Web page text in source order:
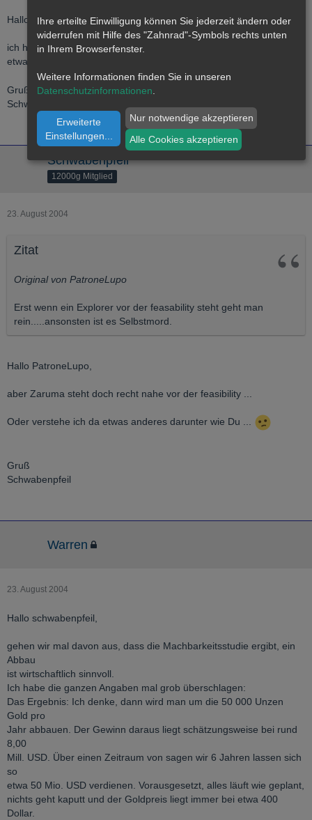
Hallo extrel,
ich hatte und habe bei Zaruma auch ein gutes Gefühl, aber so
etwas kann natürlich auch mal täuschen ...
Gruß
Schwabenpfeil
Schwabenpfeil
12000g Mitglied
23. August 2004
Zitat
Original von PatroneLupo
Erst wenn ein Explorer vor der feasability steht geht man
rein.....ansonsten ist es Selbstmord.
Hallo PatroneLupo,
aber Zaruma steht doch recht nahe vor der feasibility ...
Oder verstehe ich da etwas anderes darunter wie Du ...
Gruß
Schwabenpfeil
Warren
23. August 2004
Hallo schwabenpfeil,
gehen wir mal davon aus, dass die Machbarkeitsstudie ergibt, ein
Abbau
ist wirtschaftlich sinnvoll.
Ich habe die ganzen Angaben mal grob überschlagen:
Das Ergebnis: Ich denke, dann wird man um die 50 000 Unzen
Gold pro
Jahr abbauen. Der Gewinn daraus liegt schätzungsweise bei rund
8,00
Mill. USD. Über einen Zeitraum von sagen wir 6 Jahren lassen sich
so
etwa 50 Mio. USD verdienen. Vorausgesetzt, alles läuft wie geplant,
nichts geht kaputt und der Goldpreis liegt immer bei etwa 400
Dollar.
Ihre erteilte Einwilligung können Sie jederzeit ändern oder
widerrufen mit Hilfe des "Zahnrad"-Symbols rechts unten
in Ihrem Browserfenster.
Weitere Informationen finden Sie in unseren
Datenschutzinformationen
Erweiterte
Einstellungen
Nur notwendige akzeptieren
Alle Cookies akzeptieren